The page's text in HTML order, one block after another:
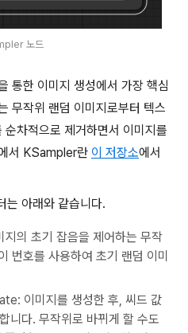
노드
통한 이미지 생성에서 가장 핵심
무작위 랜덤 이미지로부터 텍스
차적으로 제거하면서 이미지를
서 KSampler란 이 저장소에서
아래와 같습니다.
의 초기 잡음을 제어하는 무작
번호를 사용하여 초기 랜덤 이미
이미지를 생성한 후, 씨드 값
니다. 무작위로 바뀌게 할 수도